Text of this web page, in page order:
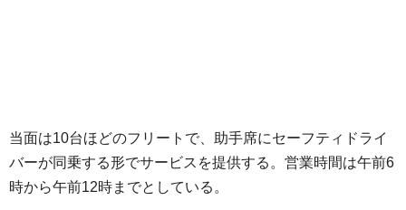
当面は10台ほどのフリートで、助手席にセーフティドライ
バーが同乗する形でサービスを提供する。営業時間は午前6
時から午前12時までとしている。